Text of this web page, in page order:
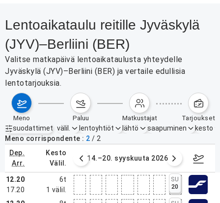
Lentoaikataulu reitille Jyväskylä
(JYV)–Berliini (BER)
Valitse matkapäivä lentoaikataulusta yhteydelle
Jyväskylä (JYV)–Berliini (BER) ja vertaile edullisia
lentotarjouksia.
meno paluu matkustajat tarjoukset
suodattimet
Aktiiviset suodattimet ei mitään
välil. lentoyhtiöt lähtö saapuminen
kesto
Meno corrispondente
2 / 2
dep.
arr.
kesto
välil.
syyskuuta 2026 14.–20. syyskuuta 2026
12.20
17.20
6t
1 välil.
SU
20